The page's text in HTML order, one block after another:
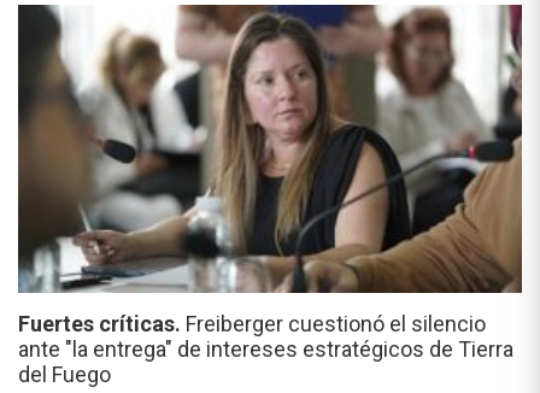
Fuertes críticas. Freiberger cuestionó el silencio
ante "la entrega" de intereses estratégicos de Tierra
del Fuego